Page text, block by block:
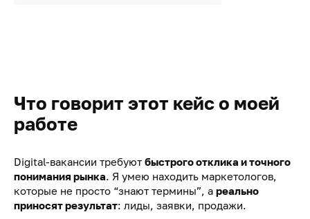
Что говорит этот кейс о моей
работе
Digital-вакансии требуют быстрого отклика и точного
понимания рынка. Я умею находить маркетологов,
которые не просто “знают термины”, а реально
приносят результат: лиды, заявки, продажи.